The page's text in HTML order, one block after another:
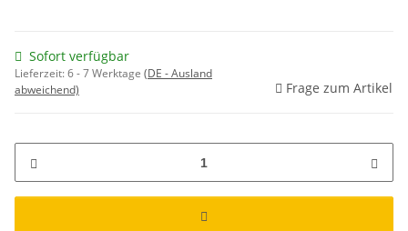
Sofort verfügbar
Lieferzeit:6 - 7 Werktage (DE - Ausland
abweichend)
Frage zum Artikel